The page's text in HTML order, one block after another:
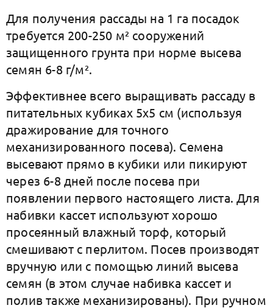
Для получения рассады на 1 га посадок
требуется 200-250 м² сооружений
защищенного грунта при норме высева
семян 6-8 г/м².
Эффективнее всего выращивать рассаду в
питательных кубиках 5х5 см (используя
дражирование для точного
механизированного посева). Семена
высевают прямо в кубики или пикируют
через 6-8 дней после посева при
появлении первого настоящего листа. Для
набивки кассет используют хорошо
просеянный влажный торф, который
смешивают с перлитом. Посев производят
вручную или с помощью линий высева
семян (в этом случае набивка кассет и
полив также механизированы). При ручном